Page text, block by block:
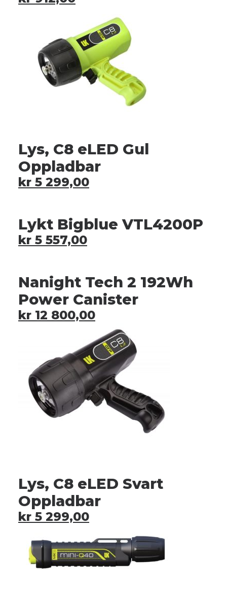
Lys, C8 eLED Gul
Oppladbar
kr 5 299,00
Lykt Bigblue VTL4200P
kr 5 557,00
Nanight Tech 2 192Wh
Power Canister
kr 12 800,00
Lys, C8 eLED Svart
Oppladbar
kr 5 299,00